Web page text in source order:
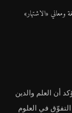
أن العلم والدين
في العلوم